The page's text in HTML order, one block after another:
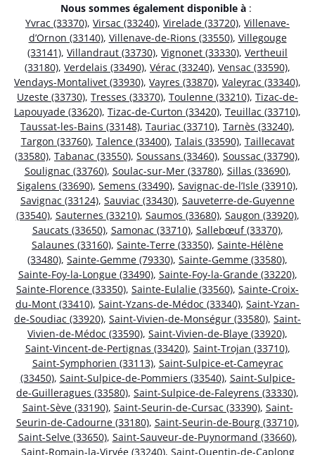
Nous sommes également disponible à :
Yvrac (33370), Virsac (33240), Virelade (33720), Villenave-
d’Ornon (33140), Villenave-de-Rions (33550), Villegouge
(33141), Villandraut (33730), Vignonet (33330), Vertheuil
(33180), Verdelais (33490), Vérac (33240), Vensac (33590),
Vendays-Montalivet (33930), Vayres (33870), Valeyrac (33340),
Uzeste (33730), Tresses (33370), Toulenne (33210), Tizac-de-
Lapouyade (33620), Tizac-de-Curton (33420), Teuillac (33710),
Taussat-les-Bains (33148), Tauriac (33710), Tarnès (33240),
Targon (33760), Talence (33400), Talais (33590), Taillecavat
(33580), Tabanac (33550), Soussans (33460), Soussac (33790),
Soulignac (33760), Soulac-sur-Mer (33780), Sillas (33690),
Sigalens (33690), Semens (33490), Savignac-de-l’Isle (33910),
Savignac (33124), Sauviac (33430), Sauveterre-de-Guyenne
(33540), Sauternes (33210), Saumos (33680), Saugon (33920),
Saucats (33650), Samonac (33710), Sallebœuf (33370),
Salaunes (33160), Sainte-Terre (33350), Sainte-Hélène
(33480), Sainte-Gemme (79330), Sainte-Gemme (33580),
Sainte-Foy-la-Longue (33490), Sainte-Foy-la-Grande (33220),
Sainte-Florence (33350), Sainte-Eulalie (33560), Sainte-Croix-
du-Mont (33410), Saint-Yzans-de-Médoc (33340), Saint-Yzan-
de-Soudiac (33920), Saint-Vivien-de-Monségur (33580), Saint-
Vivien-de-Médoc (33590), Saint-Vivien-de-Blaye (33920),
Saint-Vincent-de-Pertignas (33420), Saint-Trojan (33710),
Saint-Symphorien (33113), Saint-Sulpice-et-Cameyrac
(33450), Saint-Sulpice-de-Pommiers (33540), Saint-Sulpice-
de-Guilleragues (33580), Saint-Sulpice-de-Faleyrens (33330),
Saint-Sève (33190), Saint-Seurin-de-Cursac (33390), Saint-
Seurin-de-Cadourne (33180), Saint-Seurin-de-Bourg (33710),
Saint-Selve (33650), Saint-Sauveur-de-Puynormand (33660),
Saint-Romain-la-Virvée (33240), Saint-Quentin-de-Caplong